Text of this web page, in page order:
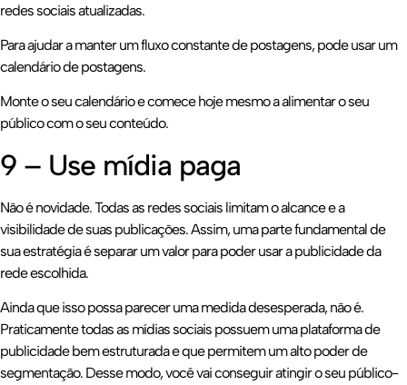
redes sociais atualizadas.
Para ajudar a manter um fluxo constante de postagens, pode usar um
calendário de postagens.
Monte o seu calendário e comece hoje mesmo a alimentar o seu
público com o seu conteúdo.
9 – Use mídia paga
Não é novidade. Todas as redes sociais limitam o alcance e a
visibilidade de suas publicações. Assim, uma parte fundamental de
sua estratégia é separar um valor para poder usar a publicidade da
rede escolhida.
Ainda que isso possa parecer uma medida desesperada, não é.
Praticamente todas as mídias sociais possuem uma plataforma de
publicidade bem estruturada e que permitem um alto poder de
segmentação. Desse modo, você vai conseguir atingir o seu público-